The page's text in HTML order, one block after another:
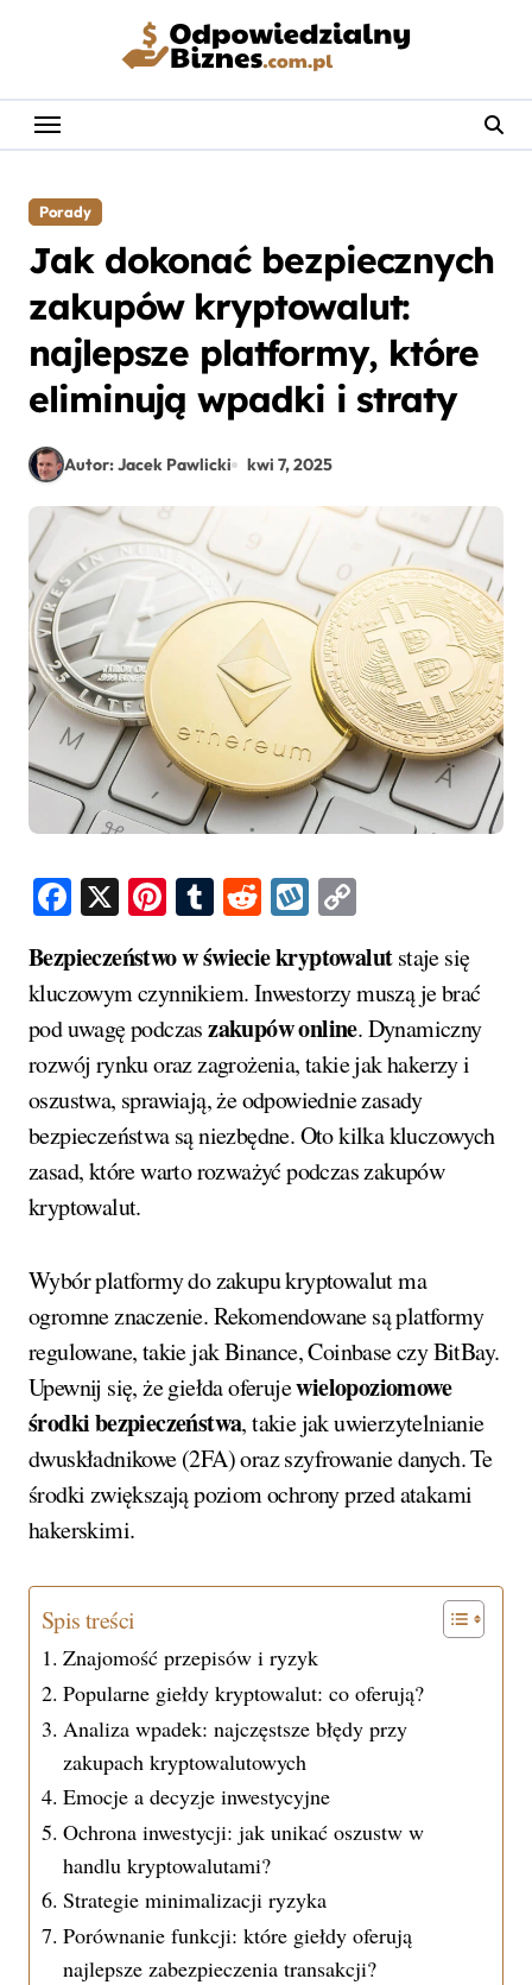
Porady
Jak dokonać bezpiecznych
zakupów kryptowalut:
najlepsze platformy, które
eliminują wpadki i straty
Autor: Jacek Pawlicki kwi 7, 2025
Facebook
X Pinterest
Tumblr
RedditWykop
Bezpieczeństwo w świecie kryptowalutstaje się
kluczowym czynnikiem. Inwestorzy muszą je brać
pod uwagę podczaszakupów online. Dynamiczny
rozwój rynku oraz zagrożenia, takie jak hakerzy i
oszustwa, sprawiają, że odpowiednie zasady
bezpieczeństwa są niezbędne. Oto kilka kluczowych
zasad, które warto rozważyć podczas zakupów
kryptowalut.
Wybór platformy do zakupu kryptowalut ma
ogromne znaczenie. Rekomendowane są platformy
regulowane, takie jak Binance, Coinbase czy BitBay.
Upewnij się, że giełda oferujewielopoziomowe
środki bezpieczeństwa, takie jak uwierzytelnianie
dwuskładnikowe (2FA) oraz szyfrowanie danych. Te
środki zwiększają poziom ochrony przed atakami
hakerskimi.
Spis treści
Znajomość przepisów i ryzyk
Popularne giełdy kryptowalut: co oferują?
Analiza wpadek: najczęstsze błędy przy
zakupach kryptowalutowych
Emocje a decyzje inwestycyjne
Ochrona inwestycji: jak unikać oszustw w
handlu kryptowalutami?
Strategie minimalizacji ryzyka
Porównanie funkcji: które giełdy oferują
najlepsze zabezpieczenia transakcji?